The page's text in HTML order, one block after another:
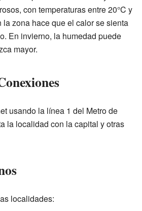
con temperaturas entre 20°C y
la zona hace que el calor se sienta
En invierno, la humedad puede
mayor.
usando la línea 1 del Metro de
la localidad con la capital y otras
localidades: